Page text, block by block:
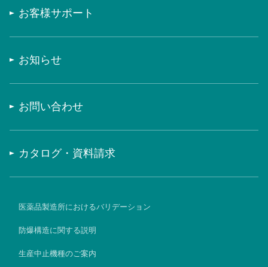
お客様サポート
お知らせ
お問い合わせ
カタログ・資料請求
医薬品製造所におけるバリデーション
防爆構造に関する説明
生産中止機種のご案内